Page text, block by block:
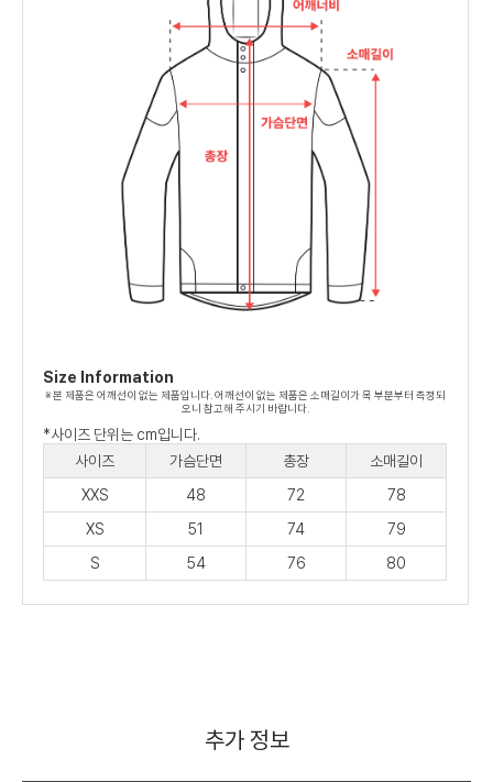
Size Information
※ 본 제품은 어깨선이 없는 제품입니다. 어깨선이 없는 제품은 소매길이가 목 부분부터 측정되
오니 참고해 주시기 바랍니다.
*사이즈 단위는 cm입니다.
사이즈
가슴단면 총장
소매길이
XXS
48 72
78
XS
51 74
79
S
54 76 80
추가 정보